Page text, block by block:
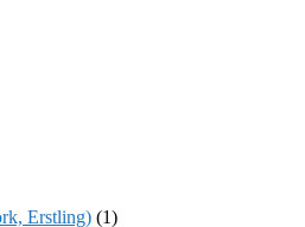
Erstling) (1)